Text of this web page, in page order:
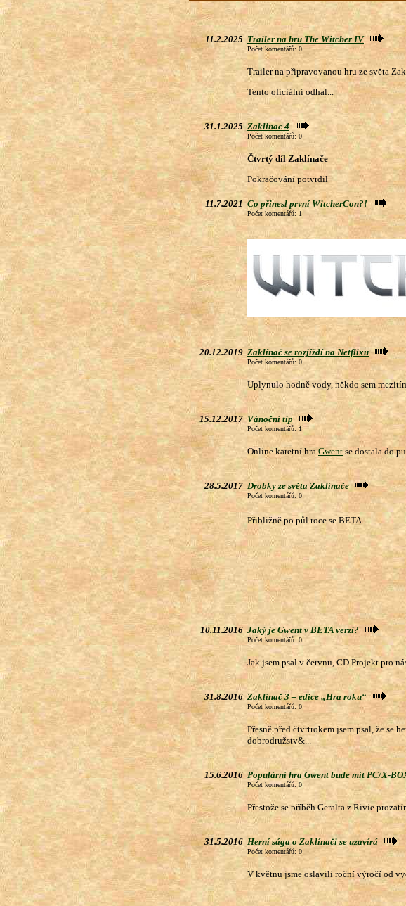
11.2.2025 Trailer na hru The Witcher IV
Počet komentářů: 0
Trailer na připravovanou hru ze světa
Tento oficiální odhal...
31.1.2025 Zaklinac 4
Počet komentářů: 0
Čtvrtý díl Zaklínače
Pokračování potvrdil
11.7.2021 Co přinesl první WitcherCon?!
Počet komentářů: 1
20.12.2019 Zaklínač se rozjíždí na Netflixu
Počet komentářů: 0
Uplynulo hodně vody, někdo sem
15.12.2017 Vánoční tip
Počet komentářů: 1
Online karetní hraGwent se dostala do
28.5.2017 Drobky ze světa Zaklínače
Počet komentářů: 0
Přibližně po půl roce se BETA
10.11.2016 Jaký je Gwent v BETA verzi?
Počet komentářů: 0
Jak jsem psal v červnu, CD Projekt pro
31.8.2016 Zaklínač 3 – edice „Hra roku“
Počet komentářů: 0
Přesně před čtvrtrokem jsem psal, že se
dobrodružstv&...
15.6.2016 Populární hra Gwent bude mít PC/X-
Počet komentářů: 0
Přestože se příběh Geralta z Rivie
31.5.2016 Herní sága o Zaklínači se uzavírá
Počet komentářů: 0
V květnu jsme oslavili roční výročí od